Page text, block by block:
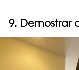
9. Demostrar